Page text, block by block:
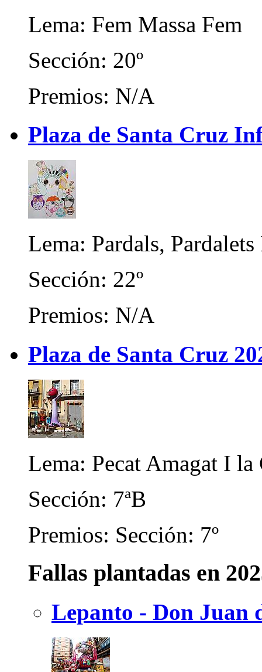
Lema: Fem Massa Fem
Sección: 20º
Premios: N/A
Plaza de Santa Cruz
Lema: Pardals,
Sección: 22º
Premios: N/A
Plaza de Santa Cruz
Lema: Pecat Amagat I la
Sección: 7ªB
Premios: Sección: 7º
Fallas plantadas en
Lepanto - Don Juan